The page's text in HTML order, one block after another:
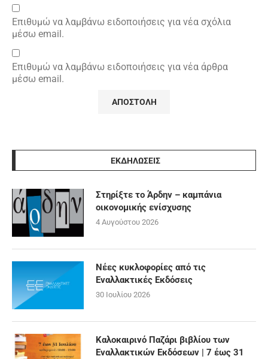
Επιθυμώ να λαμβάνω ειδοποιήσεις για νέα σχόλια
μέσω email.
Επιθυμώ να λαμβάνω ειδοποιήσεις για νέα άρθρα
μέσω email.
ΕΚΔΗΛΩΣΕΙΣ
Στηρίξτε το Άρδην – καμπάνια
οικονομικής ενίσχυσης
4 Αυγούστου 2026
Νέες κυκλοφορίες από τις
Εναλλακτικές Εκδόσεις
30 Ιουλίου 2026
Καλοκαιρινό Παζάρι βιβλίου των
Εναλλακτικών Εκδόσεων | 7 έως 31